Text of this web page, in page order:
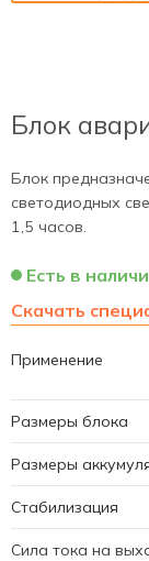
Блок
Блок
светодиодных
1,5 часов.
Есть в
Скачать
Применение
Размеры блока
Размеры
Стабилизация
Сила тока на